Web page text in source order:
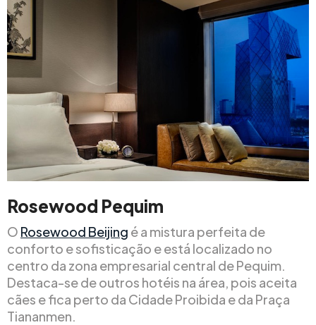
Rosewood Pequim
O Rosewood Beijing é a mistura perfeita de
conforto e sofisticação e está localizado no
centro da zona empresarial central de Pequim.
Destaca-se de outros hotéis na área, pois aceita
cães e fica perto da Cidade Proibida e da Praça
Tiananmen.